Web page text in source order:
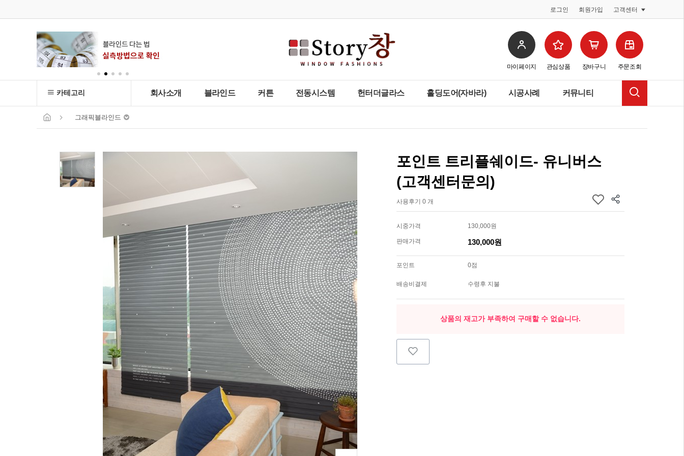
로그인 회원가입 고객센터
마이페이지 관심상품 장바구니 주문조회
카테고리 회사소개 블라인드 커튼 전동시스템 헌터더글라스 홀딩도어(자바라) 시공사례 커뮤니티
그래픽블라인드
포인트 트리플쉐이드- 유니버스
(고객센터문의)
사용후기 0 개
시중가격 130,000원
판매가격 130,000원
포인트 0점
배송비결제 수령후 지불
상품의 재고가 부족하여 구매할 수 없습니다.